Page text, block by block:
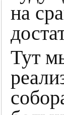
на
Тут